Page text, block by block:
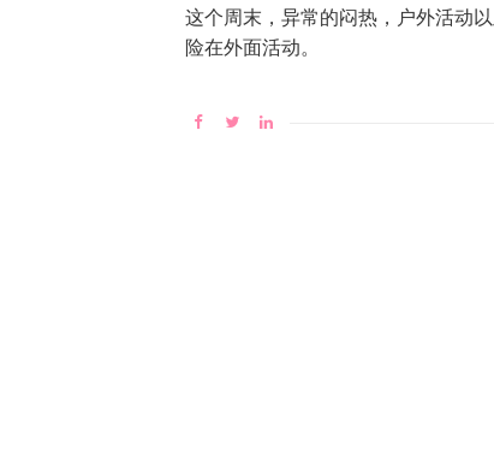
这个周末，异常的闷热，户外活动
险在外面活动。